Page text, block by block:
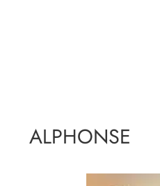
ALPHONSE